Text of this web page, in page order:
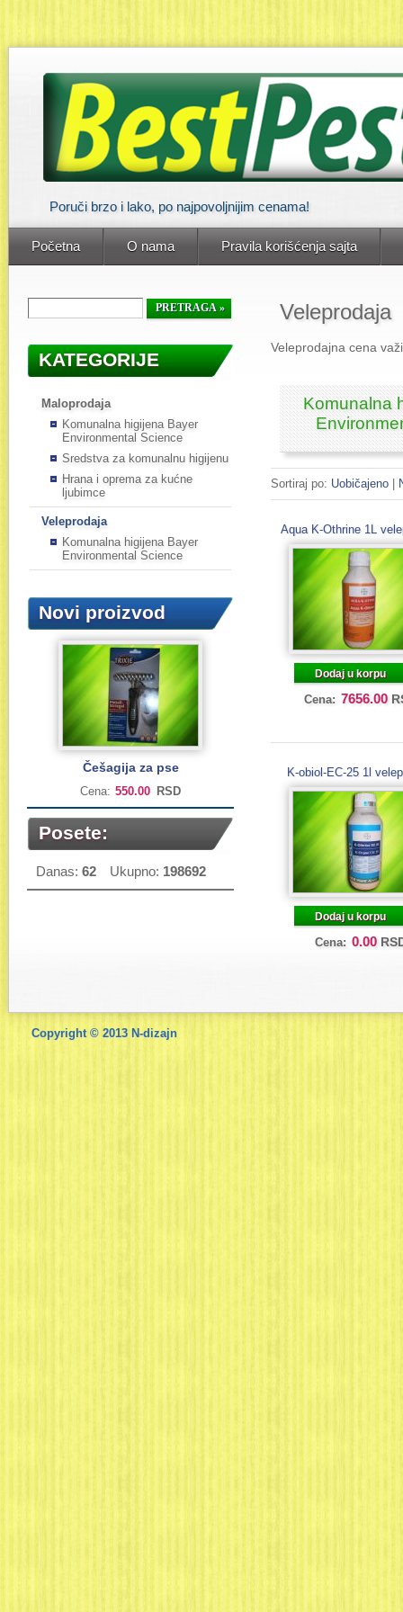
Poruči brzo i lako, po najpovoljnijim cenama!
Početna O nama Pravila korišćenja sajta
KATEGORIJE
Maloprodaja
Komunalna higijena Bayer
Environmental Science
Sredstva za komunalnu higijenu
Hrana i oprema za kućne
ljubimce
Veleprodaja
Komunalna higijena Bayer
Environmental Science
Novi proizvod
Češagija za pse
Cena: 550.00 RSD
Posete:
Danas: 62 Ukupno: 198692
Veleprodaja
Veleprodajna cena
Komunalna
Sortiraj po: Uobičajeno
Aqua K-Othrine 1L
Dodaj u korpu
Cena: 7656.00
K-obiol-EC-25 1l
Dodaj u korpu
Cena: 0.00
Copyright © 2013 N-dizajn